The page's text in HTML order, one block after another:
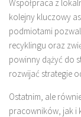
Współpraca z
kolejny kluczowy
podmiotami
recyklingu oraz
powinny dążyć do
rozwijać strategie
Ostatnim, ale
pracowników, jak i